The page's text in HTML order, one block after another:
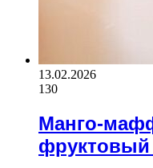
13.02.2026
130
Манго-
фруктовый